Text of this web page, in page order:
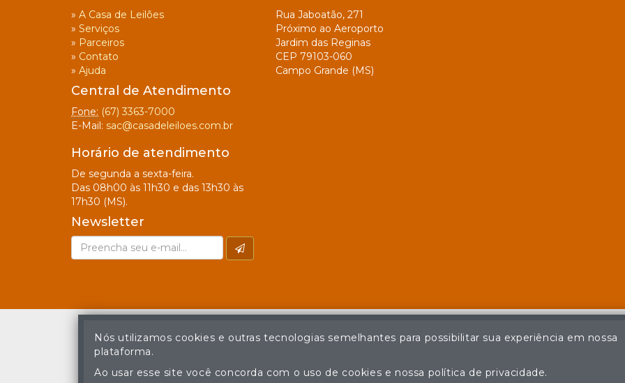
» A Casa de Leilões
» Serviços
» Parceiros
» Contato
» Ajuda
Central de Atendimento
Fone: (67) 3363-7000
E-Mail: sac@casadeleiloes.com.br
Horário de atendimento
De segunda a sexta-feira.
Das 08h00 às 11h30 e das 13h30 às
17h30 (MS).
Newsletter
Rua Jaboatão, 271
Próximo ao Aeroporto
Jardim das Reginas
CEP 79103-060
Campo Grande (MS)
A cópia ou reprodução não autorizada do conteúdo deste site poderá acarretar em
Nós utilizamos cookies e outras tecnologias semelhantes para possibilitar sua experiência em nossa
plataforma.
Ao usar esse site você concorda com o uso de cookies e nossa política de privacidade.